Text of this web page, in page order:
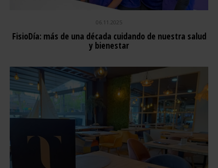
06.11.2025
FisioDía: más de una década cuidando de nuestra salud
y bienestar